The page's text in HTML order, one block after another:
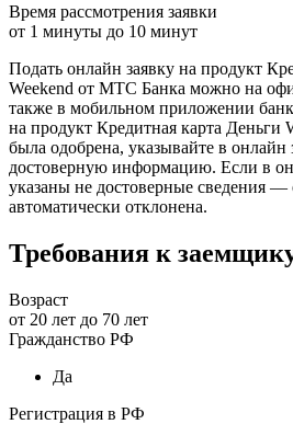
Время рассмотрения заявки
от 1 минуты до 10 минут
Подать онлайн заявку на продукт
Weekend от МТС Банка можно на
также в мобильном приложении
на продукт Кредитная карта Деньги
была одобрена, указывайте в онлайн
достоверную информацию. Если в
указаны не достоверные сведения —
автоматически отклонена.
Требования к
Возраст
от 20 лет до 70 лет
Гражданство РФ
Да
Регистрация в РФ